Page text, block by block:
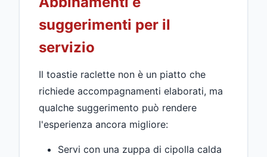
suggerimenti per il
servizio
Il toastie raclette non è un piatto che
richiede accompagnamenti elaborati, ma
qualche suggerimento può rendere
l'esperienza ancora migliore:
Servi con una zuppa di cipolla calda